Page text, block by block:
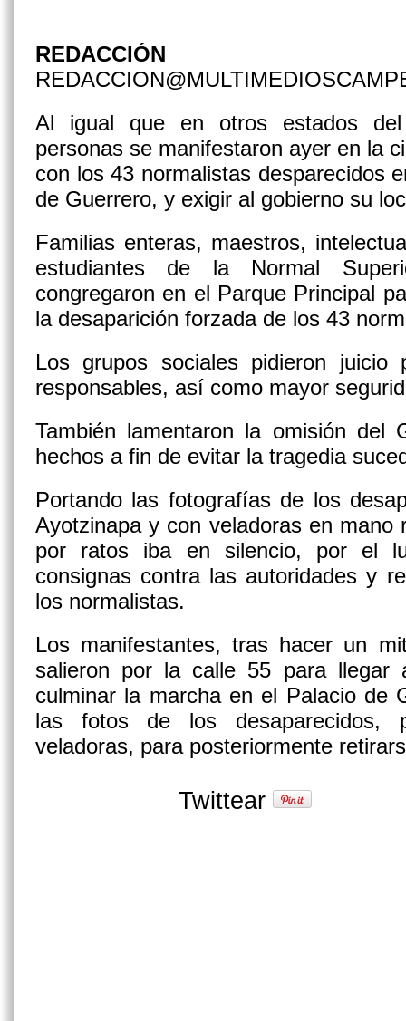
REDACCIÓN
Al igual que en otros estados
personas se manifestaron ayer en la
con los 43 normalistas desparecidos
de Guerrero, y exigir al gobierno su
Familias enteras, maestros,
estudiantes de la Normal
congregaron en el Parque Principal
la desaparición forzada de los 43
Los grupos sociales pidieron
responsables, así como mayor
También lamentaron la omisión del
hechos a fin de evitar la tragedia
Portando las fotografías de los
Ayotzinapa y con veladoras en mano
por ratos iba en silencio, por el
consignas contra las autoridades y
los normalistas.
Los manifestantes, tras hacer un
salieron por la calle 55 para llegar
culminar la marcha en el Palacio de
las fotos de los desaparecidos,
veladoras, para posteriormente
Twittear